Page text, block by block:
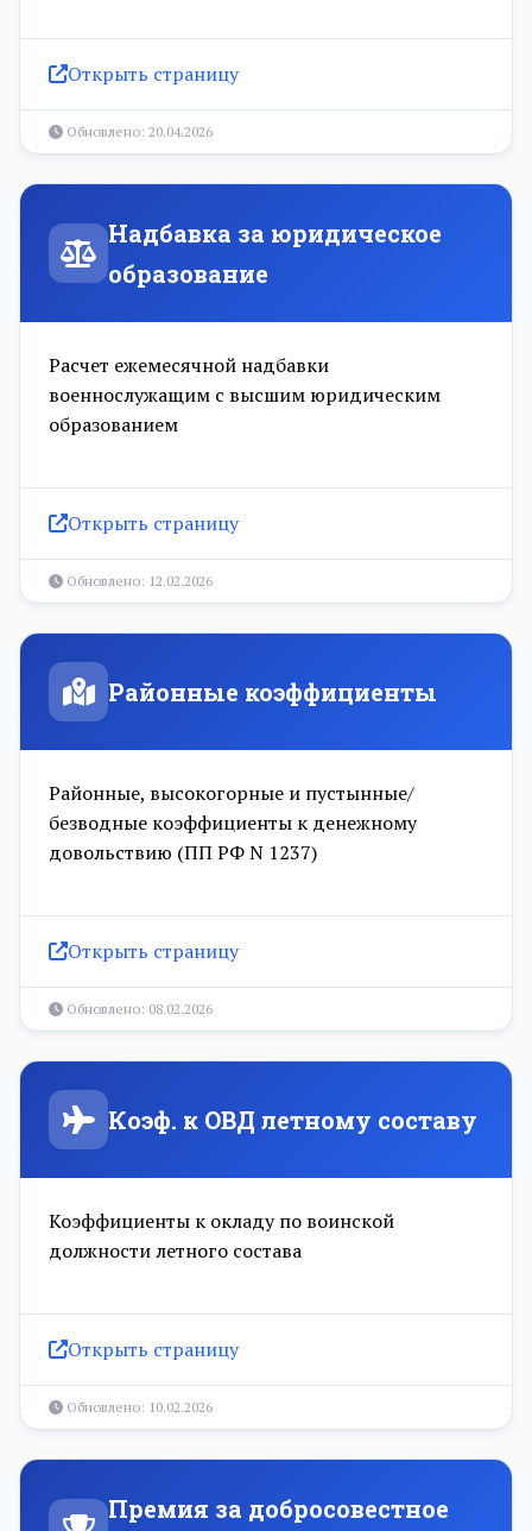
Открыть страницу
Обновлено: 20.04.2026
Надбавка за юридическое
образование
Расчет ежемесячной надбавки
военнослужащим с высшим юридическим
образованием
Открыть страницу
Обновлено: 12.02.2026
Районные коэффициенты
Районные, высокогорные и пустынные/
безводные коэффициенты к денежному
довольствию (ПП РФ N 1237)
Открыть страницу
Обновлено: 08.02.2026
Коэф. к ОВД летному составу
Коэффициенты к окладу по воинской
должности летного состава
Открыть страницу
Обновлено: 10.02.2026
Премия за добросовестное